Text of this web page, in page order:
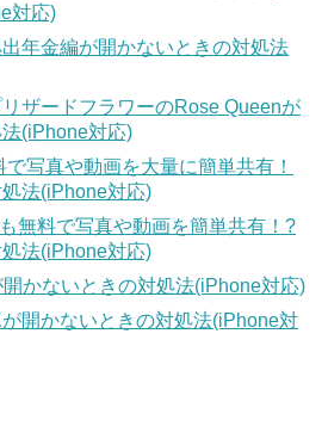
対応)
年金編が開かないときの対処法
ザードフラワーのRose Queenが
(iPhone対応)
写真や動画を大量に簡単共有！
法(iPhone対応)
無料で写真や動画を簡単共有！?
法(iPhone対応)
かないときの対処法(iPhone対応)
開かないときの対処法(iPhone対